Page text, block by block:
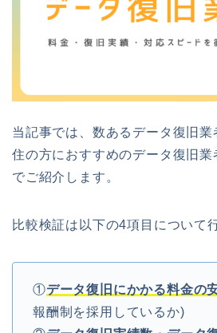
当記事では、数あるデータ復旧
住の方におすすめのデータ復旧
でご紹介します。
比較検証は以下の4項目について
①データ復旧にかかる料金の
報酬制を採用しているか)